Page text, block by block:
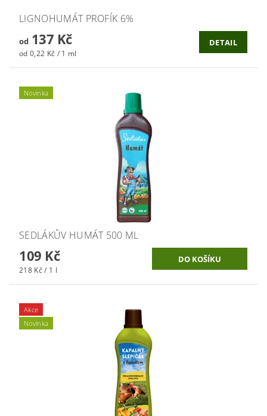
LIGNOHUMÁT PROFÍK 6%
od137 Kč
od 0,22 Kč / 1 ml
DETAIL
Novinka
SEDLÁKŮV HUMÁT 500 ML
109 Kč
218 Kč / 1 l
Akce
Novinka